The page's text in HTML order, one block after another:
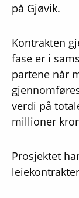
på Gjøvik.
Kontrakten
fase er i
partene når
verdi på
millioner
Prosjektet